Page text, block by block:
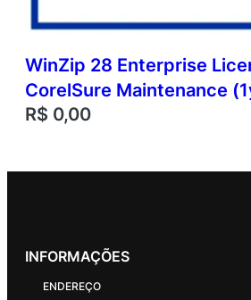
WinZip 28 Enterprise
CorelSure Maintenance
R$ 0,00
INFORMAÇÕES
ENDEREÇO